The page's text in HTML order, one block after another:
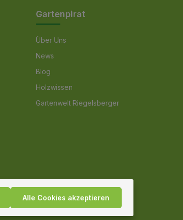
Gartenpirat
Über Uns
News
Blog
Holzwissen
Gartenwelt Riegelsberger
Alle Cookies akzeptieren